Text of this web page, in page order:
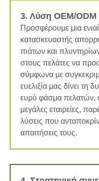
3. Λύση OEM/ODM
Προσφέρουμε μια
κατασκευαστής
πιάτων και
στους πελάτες να
σύμφωνα με
ευελιξία μας δίνει τη
ευρύ φάσμα πελατών,
μεγάλες εταιρείες,
λύσεις που
απαιτήσεις τους.